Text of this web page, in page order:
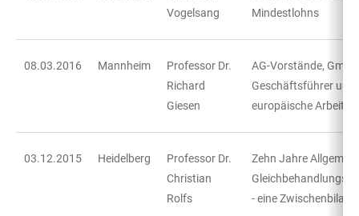
Vogelsang
Mindestlohns
08.03.2016 Mannheim
Professor Dr.
Richard
Giesen
AG-Vorstände,
Geschäftsführer und
europäische
03.12.2015 Heidelberg
Professor Dr.
Christian
Rolfs
Zehn Jahre
- eine Zwischenbilanz